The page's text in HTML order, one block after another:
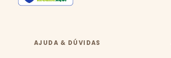
AJUDA & DÚVIDAS